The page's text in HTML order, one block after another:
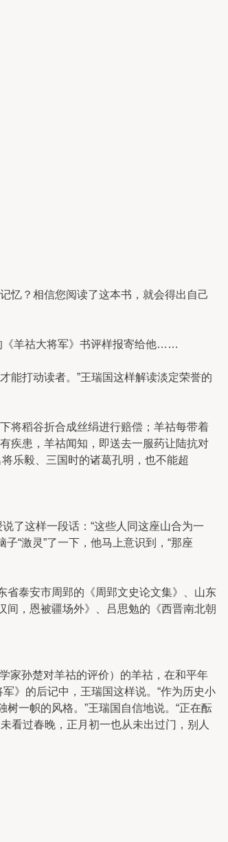
忆？相信您阅读了这本书，就会得出自己
羊祜大将军》书评样报寄给他……
打动读者。”王瑞国这样解读淡定荣誉的
稻谷折合成丝绢进行赔偿；羊祜每带着
疾患，羊祜闻知，即送去一服药让陆抗对
乐毅、三国时的诸葛孔明，也不能超
了这样一段话：“这些人同这座山合为一
“激灵”了一下，他马上意识到，“那座
泰安市周郢的《周郢文史论文集》、山东
间，恩被疆场外》、吕思勉的《西晋南北朝
家孙楚对羊祜的评价）的羊祜，在和平年
》的后记中，王瑞国这样说。“作为历史小
一帜的风格。”王瑞国自信地说。“正在酝
看过春晚，正月初一也从未出过门，别人